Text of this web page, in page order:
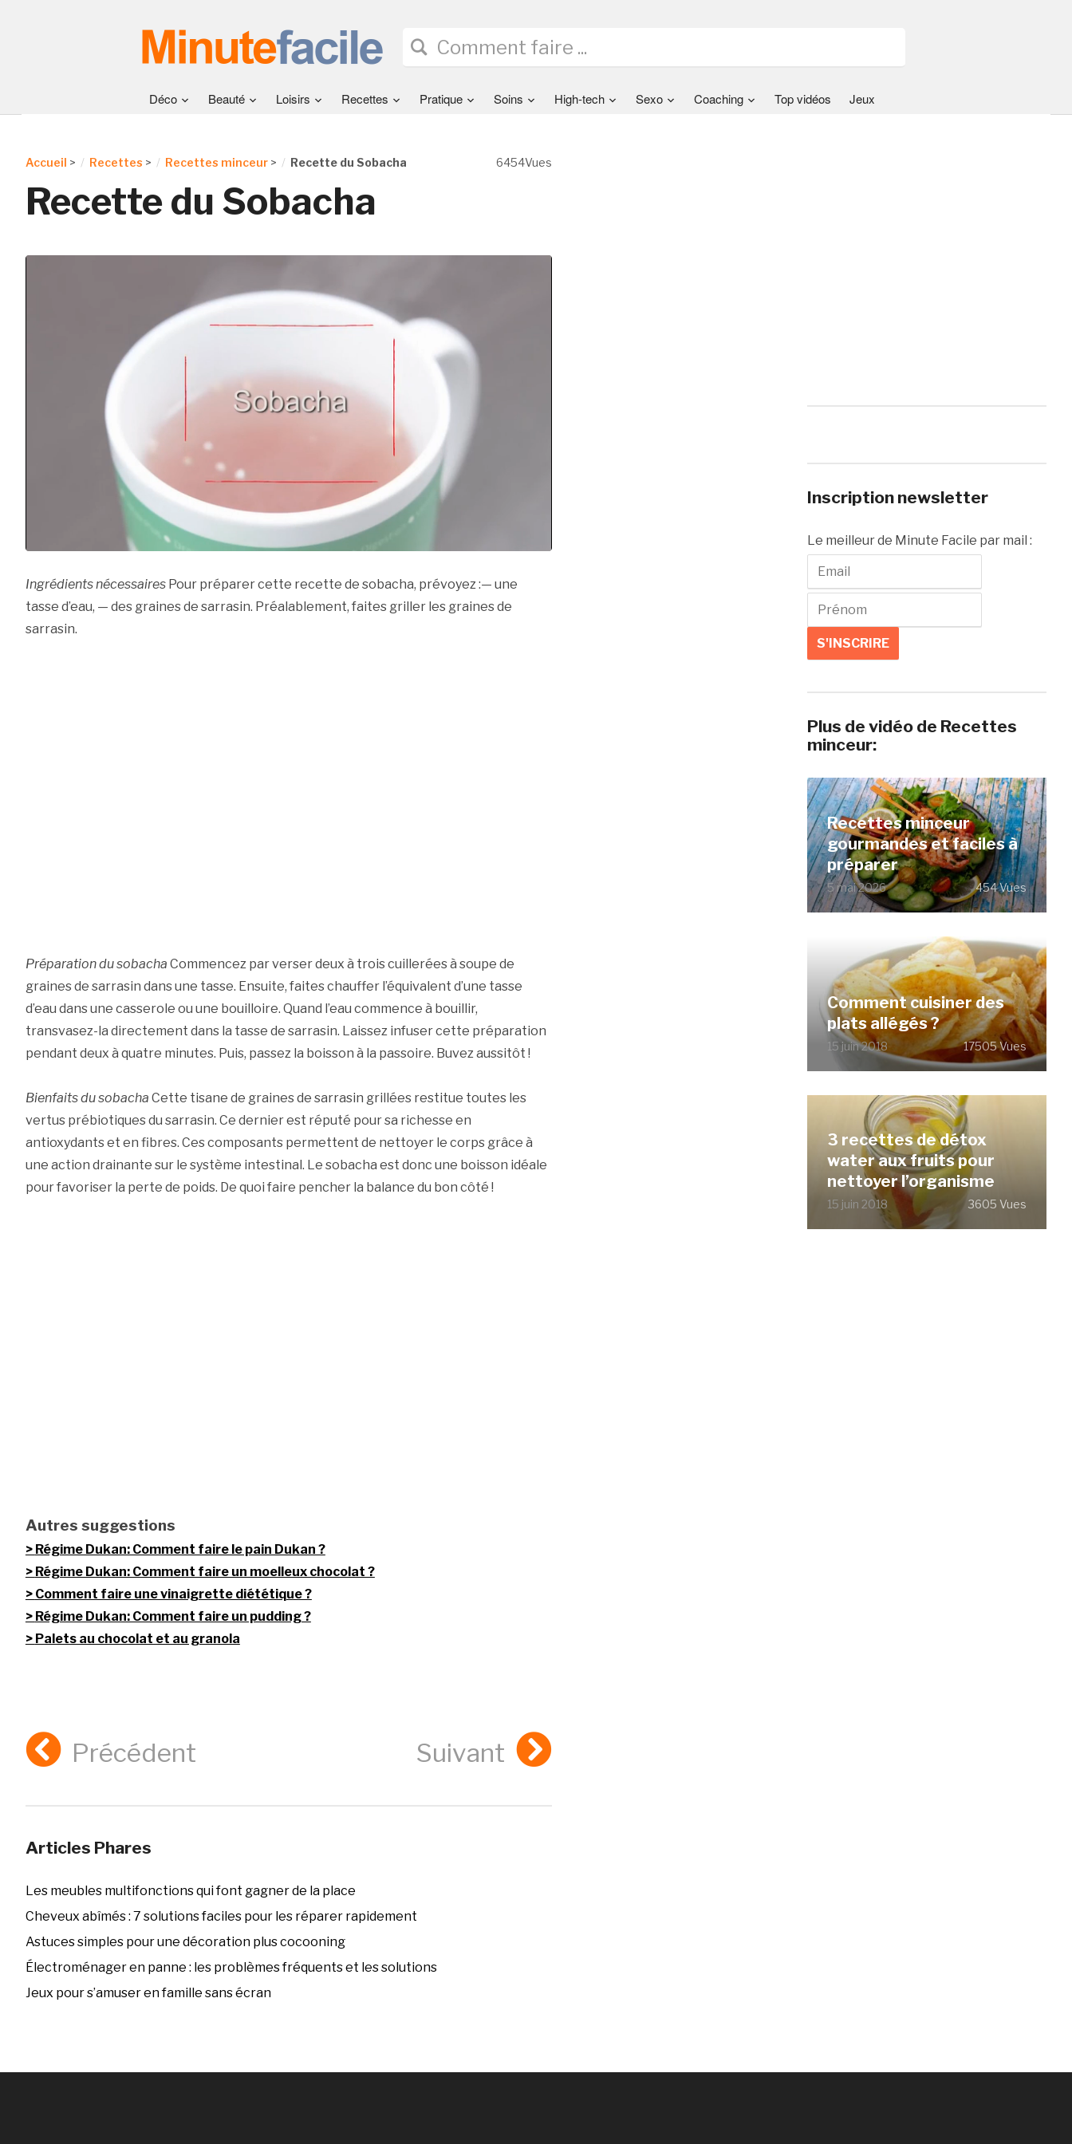
Déco Beauté Loisirs Recettes Pratique Soins High-tech Sexo Coaching Top vidéos Jeux
6454Vues
Accueil > Recettes > Recettes minceur> Recette du Sobacha
Recette du Sobacha
Ingrédients nécessairesPour préparer cette recette de sobacha, prévoyez :— une
tasse d’eau, — des graines de sarrasin. Préalablement, faites griller les graines de
sarrasin.
Préparation du sobacha Commencez par verser deux à trois cuillerées à soupe de
graines de sarrasin dans une tasse. Ensuite, faites chauffer l’équivalent d’une tasse
d’eau dans une casserole ou une bouilloire. Quand l’eau commence à bouillir,
transvasez-la directement dans la tasse de sarrasin. Laissez infuser cette préparation
pendant deux à quatre minutes. Puis, passez la boisson à la passoire. Buvez aussitôt !
Bienfaits du sobacha Cette tisane de graines de sarrasin grillées restitue toutes les
vertus prébiotiques du sarrasin. Ce dernier est réputé pour sa richesse en
antioxydants et en fibres. Ces composants permettent de nettoyer le corps grâce à
une action drainante sur le système intestinal. Le sobacha est donc une boisson idéale
pour favoriser la perte de poids. De quoi faire pencher la balance du bon côté !
Autres suggestions
Régime Dukan: Comment faire le pain Dukan ?
Régime Dukan: Comment faire un moelleux chocolat ?
Comment faire une vinaigrette diététique ?
Régime Dukan: Comment faire un pudding ?
Palets au chocolat et au granola
Précédent Suivant
Articles Phares
Les meubles multifonctions qui font gagner de la place
Cheveux abîmés : 7 solutions faciles pour les réparer rapidement
Astuces simples pour une décoration plus cocooning
Électroménager en panne : les problèmes fréquents et les solutions
Jeux pour s’amuser en famille sans écran
Inscription newsletter
Le meilleur de Minute Facile par mail :
Plus de vidéo de Recettes
minceur:
Recettes minceur
gourmandes et faciles à
préparer
5 mai 2026 454 Vues
Comment cuisiner des
plats allégés ?
15 juin 2018 17505 Vues
3 recettes de détox
water aux fruits pour
nettoyer l’organisme
15 juin 2018 3605 Vues